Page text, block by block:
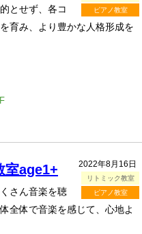
ピアノ教室
とせず、各コ
育み、より豊かな人格形成を
2022年8月16日
リトミック教室
ピアノ教室
室age1+
さん音楽を聴
全体で音楽を感じて、心地よ